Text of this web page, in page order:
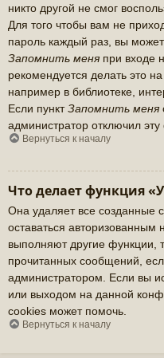
никто другой не смог
Для того чтобы вам не
пароль каждый раз, вы
Запомнить меня при входе
рекомендуется делать это
например в библиотеке,
Если пунктЗапомнить меня
администратор отключил
Вернуться к началу
Что делает функция
Она удаляет все созданные
оставаться
выполняют другие функции,
прочитанных сообщений,
администратором. Если вы
или выходом на данной
cookies может помочь.
Вернуться к началу